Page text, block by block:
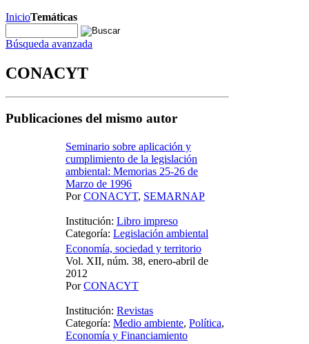
InicioTemáticas
Búsqueda avanzada
CONACYT
Publicaciones del mismo autor
Seminario sobre aplicación y
cumplimiento de la legislación
ambiental: Memorias 25-26 de
Marzo de 1996
PorCONACYT, SEMARNAP
Institución: Libro impreso
Categoría: Legislación ambiental
Economía, sociedad y territorio
Vol. XII, núm. 38, enero-abril de
2012
PorCONACYT
Institución: Revistas
Categoría: Medio ambiente, Política,
Economía y Financiamiento